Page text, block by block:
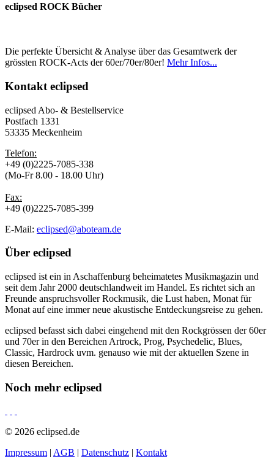
eclipsed ROCK Bücher
Die perfekte Übersicht & Analyse über das Gesamtwerk der
grössten ROCK-Acts der 60er/70er/80er! Mehr Infos...
Kontakt eclipsed
eclipsed Abo- & Bestellservice
Postfach 1331
53335 Meckenheim
Telefon:
+49 (0)2225-7085-338
(Mo-Fr 8.00 - 18.00 Uhr)
Fax:
+49 (0)2225-7085-399
E-Mail: eclipsed@aboteam.de
Über eclipsed
eclipsed ist ein in Aschaffenburg beheimatetes Musikmagazin und
seit dem Jahr 2000 deutschlandweit im Handel. Es richtet sich an
Freunde anspruchsvoller Rockmusik, die Lust haben, Monat für
Monat auf eine immer neue akustische Entdeckungsreise zu gehen.
eclipsed befasst sich dabei eingehend mit den Rockgrössen der 60er
und 70er in den Bereichen Artrock, Prog, Psychedelic, Blues,
Classic, Hardrock uvm. genauso wie mit der aktuellen Szene in
diesen Bereichen.
Noch mehr eclipsed
© 2026 eclipsed.de
Impressum | AGB | Datenschutz | Kontakt